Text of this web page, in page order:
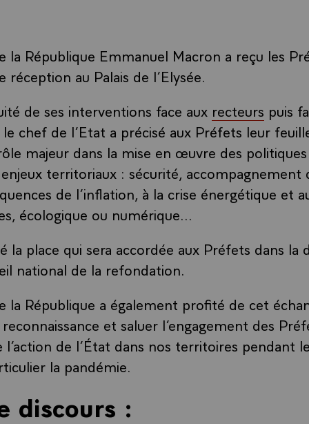
la République Emmanuel Macron a reçu les
réception au Palais de l’Elysée.
de ses interventions face aux recteurs puis
le chef de l’Etat a précisé aux Préfets leur
majeur dans la mise en œuvre des
territoriaux : sécurité, accompagnement
de l’inflation, à la crise énergétique et
écologique ou numérique…
la place qui sera accordée aux Préfets dans la
national de la refondation.
la République a également profité de cet
et saluer l’engagement des
de l’État dans nos territoires pendant
la pandémie.
discours :